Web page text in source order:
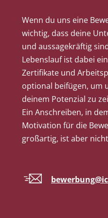
Wenn du uns eine
wichtig, dass deine
und aussagekräftig
Lebenslauf ist dabei
Zertifikate und
optional beifügen, um
deinem Potenzial zu
Ein Anschreiben, in
Motivation für die
großartig, ist aber